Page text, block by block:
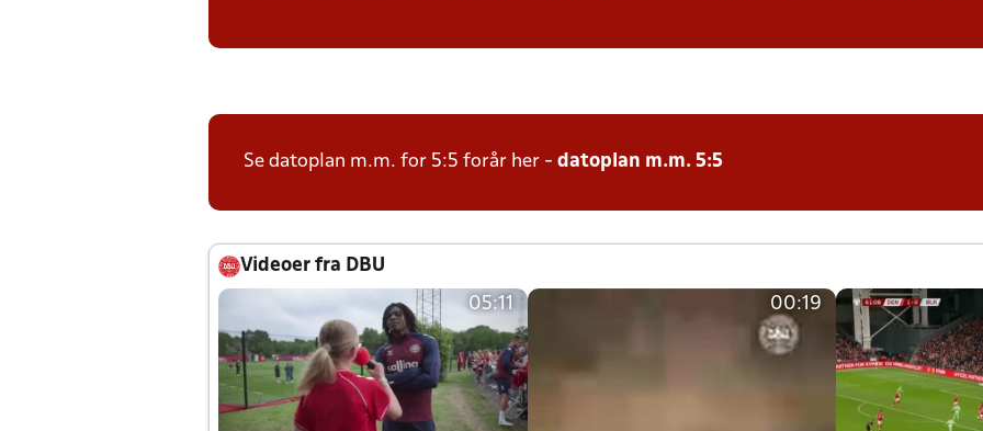
Se datoplan m.m. for 5:5 forår her - datoplan m.m. 5:5
Videoer fra DBU
05:11 00:19